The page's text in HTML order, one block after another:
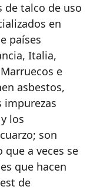
de talco de uso
en
países
Italia,
e
asbestos,
impurezas
los
son
a veces se
que hacen
de